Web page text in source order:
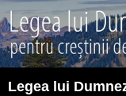
Sari
la
conținut
Legea lui